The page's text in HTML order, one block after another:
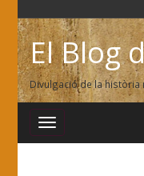
El Blog
Divulgació de la història